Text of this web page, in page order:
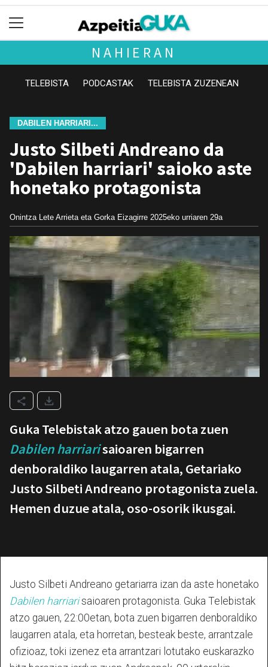
NAHIERAN
TELEBISTA PODCASTAK TELEBISTA ZUZENEAN
DABILEN HARRIARI...
Justo Silbeti Andreano da
'Dabilen harriari' saioko aste
honetako protagonista
Onintza Lete Arrieta eta Gorka Eizagirre 2025eko urriaren 29a
Guka Telebistak atzo gauen bota zuen
Dabilen harriarisaioaren bigarren
denboraldiko laugarren atala, Getariako
Justo Silbeti Andreano protagonista zuela.
Hemen duzue atala, oso-osorik ikusgai.
Justo Silbeti Andreano getariarra izan da aste honetako
Dabilen harriarisaioaren protagonista. Guka Telebistak
atzo gauen, 22:00etan, bota zuen bigarren denboraldiko
laugarren atala, eta horretan, besteak beste, arrantzale
ofizioaz, toki izenez eta arrantzari lotutako euskarazko